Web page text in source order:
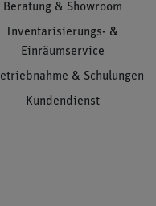
Beratung & Showroom
Inventarisierungs- &
Einräumservice
& Schulungen
Kundendienst